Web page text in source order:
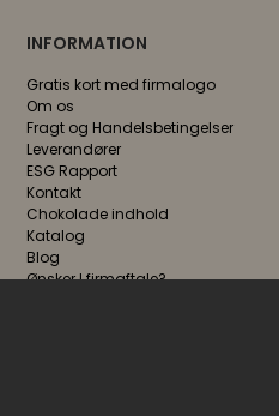
INFORMATION
Gratis kort med firmalogo
Om os
Fragt og Handelsbetingelser
Leverandører
ESG Rapport
Kontakt
Chokolade indhold
Katalog
Blog
Ønsker I firmaftale?